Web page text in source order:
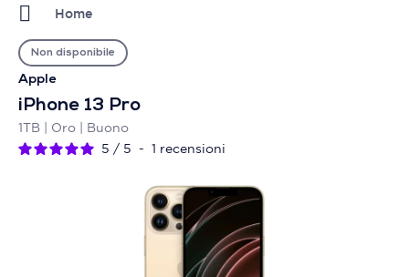
Home
Apple
iPhone 13 Pro
1TB | Oro | Buono
5 / 5 - 1 recensioni
Non disponibile